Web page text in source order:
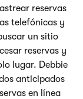
reservas
telefónicas y
un sitio
reservas y
lugar. Debbie
anticipados
en línea